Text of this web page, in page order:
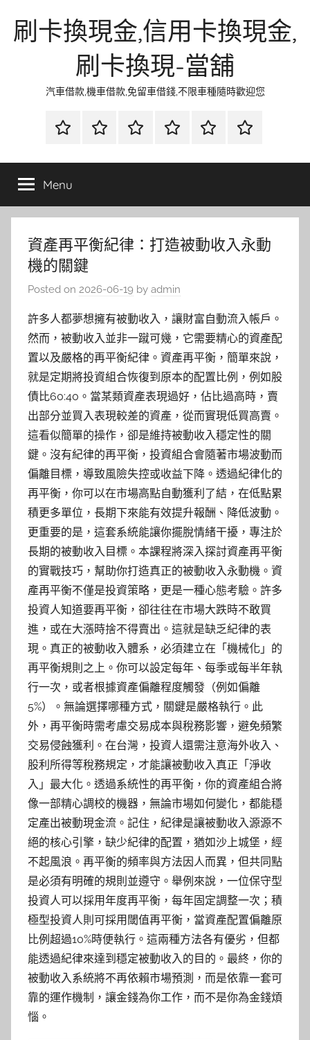
刷卡換現金,信用卡換現金,
刷卡換現-當舖
汽車借款,機車借款,免留車借錢,不限車種隨時歡迎您
首
當
金
網
資
流
時
環
清
聯
徵
Menu
資產再平衡紀律：打造被動收入永動
機的關鍵
Posted on 2026-06-19 by admin
許多人都夢想擁有被動收入，讓財富自動流入帳戶。
然而，被動收入並非一蹴可幾，它需要精心的資產配
置以及嚴格的再平衡紀律。資產再平衡，簡單來說，
就是定期將投資組合恢復到原本的配置比例，例如股
債比60:40。當某類資產表現過好，佔比過高時，賣
出部分並買入表現較差的資產，從而實現低買高賣。
這看似簡單的操作，卻是維持被動收入穩定性的關
鍵。沒有紀律的再平衡，投資組合會隨著市場波動而
偏離目標，導致風險失控或收益下降。透過紀律化的
再平衡，你可以在市場高點自動獲利了結，在低點累
積更多單位，長期下來能有效提升報酬、降低波動。
更重要的是，這套系統能讓你擺脫情緒干擾，專注於
長期的被動收入目標。本課程將深入探討資產再平衡
的實戰技巧，幫助你打造真正的被動收入永動機。資
產再平衡不僅是投資策略，更是一種心態考驗。許多
投資人知道要再平衡，卻往往在市場大跌時不敢買
進，或在大漲時捨不得賣出。這就是缺乏紀律的表
現。真正的被動收入體系，必須建立在「機械化」的
再平衡規則之上。你可以設定每年、每季或每半年執
行一次，或者根據資產偏離程度觸發（例如偏離
5%）。無論選擇哪種方式，關鍵是嚴格執行。此
外，再平衡時需考慮交易成本與稅務影響，避免頻繁
交易侵蝕獲利。在台灣，投資人還需注意海外收入、
股利所得等稅務規定，才能讓被動收入真正「淨收
入」最大化。透過系統性的再平衡，你的資產組合將
像一部精心調校的機器，無論市場如何變化，都能穩
定產出被動現金流。記住，紀律是讓被動收入源源不
絕的核心引擎，缺少紀律的配置，猶如沙上城堡，經
不起風浪。再平衡的頻率與方法因人而異，但共同點
是必須有明確的規則並遵守。舉例來說，一位保守型
投資人可以採用年度再平衡，每年固定調整一次；積
極型投資人則可採用閾值再平衡，當資產配置偏離原
比例超過10%時便執行。這兩種方法各有優劣，但都
能透過紀律來達到穩定被動收入的目的。最終，你的
被動收入系統將不再依賴市場預測，而是依靠一套可
靠的運作機制，讓金錢為你工作，而不是你為金錢煩
惱。